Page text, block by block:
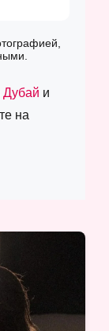
Дубай и
на